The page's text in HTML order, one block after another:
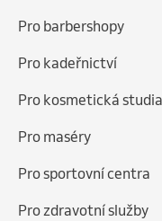
Pro barbershopy
Pro kadeřnictví
Pro kosmetická studia
Pro maséry
Pro sportovní centra
Pro zdravotní služby